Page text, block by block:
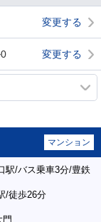
変更する
変更する
マンション
駅/バス乗車3分/豊鉄
/徒歩26分